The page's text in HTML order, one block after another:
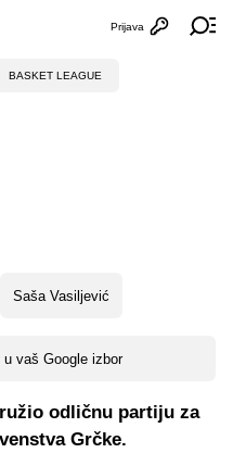
Otvori
Prijava
BASKET LEAGUE
Saša Vasiljević
vaš Google izbor
odličnu partiju za
Grčke.